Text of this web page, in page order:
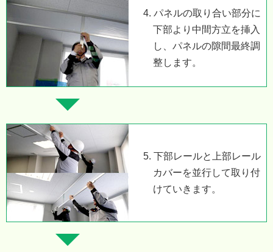
4. パネルの取り合い部分に
下部より中間方立を挿入
し、パネルの隙間最終調
整します。
5. 下部レールと上部レール
カバーを並行して取り付
けていきます。